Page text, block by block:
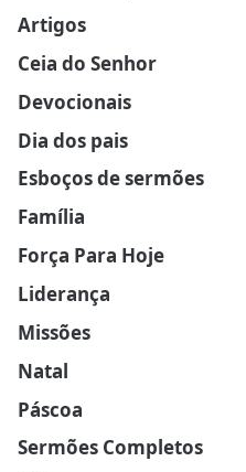
Artigos
Ceia do Senhor
Devocionais
Dia dos pais
Esboços de sermões
Família
Força Para Hoje
Liderança
Missões
Natal
Páscoa
Sermões Completos